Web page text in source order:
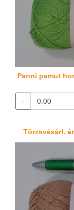
Panni pamut
-
Törzsvásárl.